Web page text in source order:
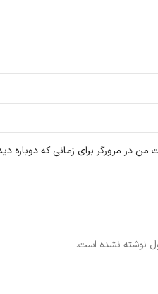
نوشته نشده است.
من در مرورگر برای زمانی که دوباره